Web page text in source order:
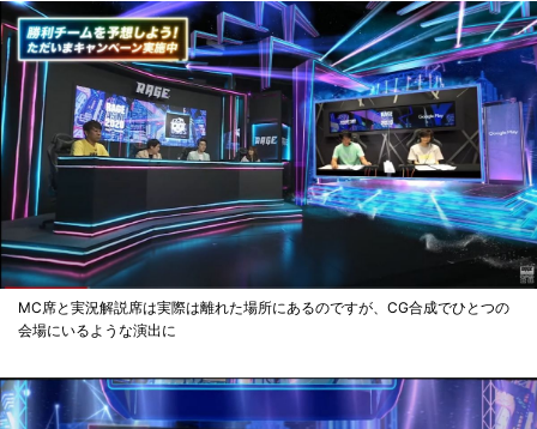
MC席と実況解説席は実際は離れた場所にあるのですが、CG合成でひとつの
会場にいるような演出に